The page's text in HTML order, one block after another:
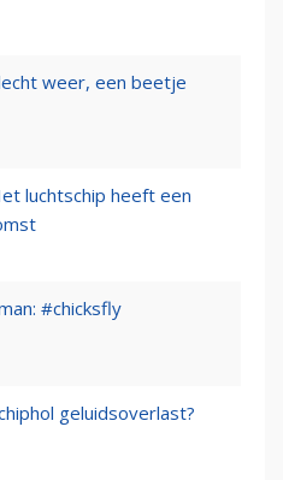
weer, een beetje
luchtschip heeft een
#chicksfly
geluidsoverlast?